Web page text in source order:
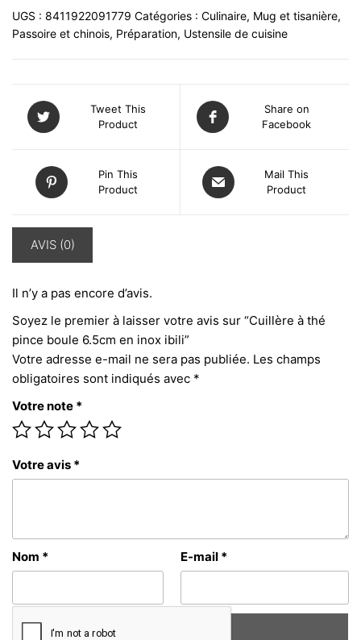
UGS : 8411922091779 Catégories : Culinaire, Mug et tisanière,
Passoire et chinois, Préparation, Ustensile de cuisine
Tweet This
Product
Share on
Facebook
Pin This
Product
Mail This
Product
AVIS (0)
Il n’y a pas encore d’avis.
Soyez le premier à laisser votre avis sur “Cuillère à thé
pince boule 6.5cm en inox ibili”
Votre adresse e-mail ne sera pas publiée. Les champs
obligatoires sont indiqués avec *
Votre note *
Votre avis *
Nom * E-mail *